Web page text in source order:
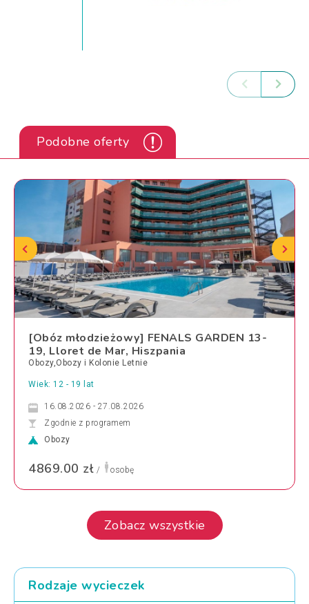
Podobne oferty
[Obóz młodzieżowy] FENALS GARDEN 13-
19, Lloret de Mar, Hiszpania
Obozy,Obozy i Kolonie Letnie
Wiek: 12 - 19 lat
16.08.2026 - 27.08.2026
Zgodnie z programem
Obozy
4869.00 zł / osobę
Zobacz wszystkie
Rodzaje wycieczek